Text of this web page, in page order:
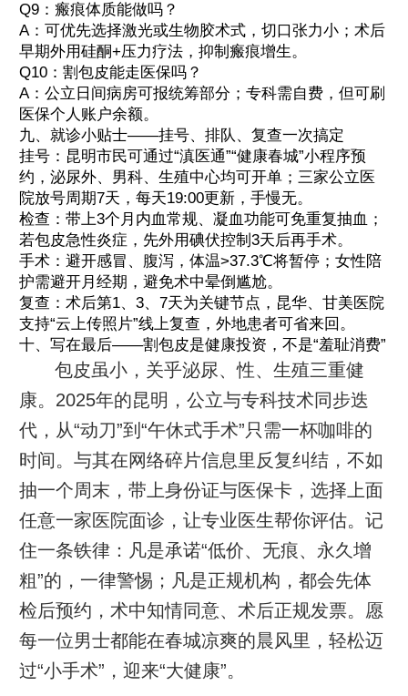
Q9：瘢痕体质能做吗？
A：可优先选择激光或生物胶术式，切口张力小；术后
早期外用硅酮+压力疗法，抑制瘢痕增生。
Q10：割包皮能走医保吗？
A：公立日间病房可报统筹部分；专科需自费，但可刷
医保个人账户余额。
九、就诊小贴士——挂号、排队、复查一次搞定
挂号：昆明市民可通过“滇医通”“健康春城”小程序预
约，泌尿外、男科、生殖中心均可开单；三家公立医
院放号周期7天，每天19:00更新，手慢无。
检查：带上3个月内血常规、凝血功能可免重复抽血；
若包皮急性炎症，先外用碘伏控制3天后再手术。
手术：避开感冒、腹泻，体温>37.3℃将暂停；女性陪
护需避开月经期，避免术中晕倒尴尬。
复查：术后第1、3、7天为关键节点，昆华、甘美医院
支持“云上传照片”线上复查，外地患者可省来回。
十、写在最后——割包皮是健康投资，不是“羞耻消费”
包皮虽小，关乎泌尿、性、生殖三重健
康。2025年的昆明，公立与专科技术同步迭
代，从“动刀”到“午休式手术”只需一杯咖啡的
时间。与其在网络碎片信息里反复纠结，不如
抽一个周末，带上身份证与医保卡，选择上面
任意一家医院面诊，让专业医生帮你评估。记
住一条铁律：凡是承诺“低价、无痕、永久增
粗”的，一律警惕；凡是正规机构，都会先体
检后预约，术中知情同意、术后正规发票。愿
每一位男士都能在春城凉爽的晨风里，轻松迈
过“小手术”，迎来“大健康”。